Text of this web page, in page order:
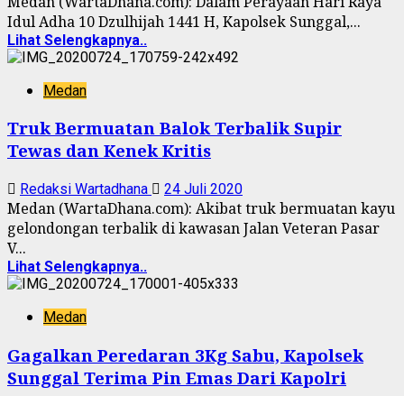
Idul Adha 10 Dzulhijah 1441 H, Kapolsek Sunggal,...
Lihat Selengkapnya..
Medan
Truk Bermuatan Balok Terbalik Supir
Tewas dan Kenek Kritis
Redaksi Wartadhana 24 Juli 2020
Medan (WartaDhana.com): Akibat truk bermuatan kayu
gelondongan terbalik di kawasan Jalan Veteran Pasar
V...
Lihat Selengkapnya..
Medan
Gagalkan Peredaran 3Kg Sabu, Kapolsek
Sunggal Terima Pin Emas Dari Kapolri